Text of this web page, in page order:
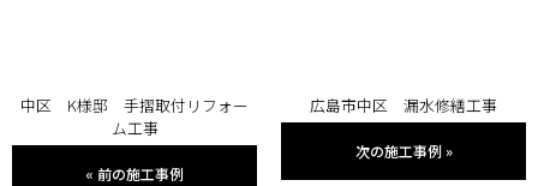
中区 K様邸 手摺取付リフォー
ム工事
« 前の施工事例
広島市中区 漏水修繕工事
次の施工事例 »